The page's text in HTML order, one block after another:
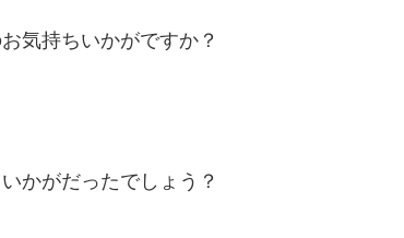
気持ちいかがですか？
かがだったでしょう？